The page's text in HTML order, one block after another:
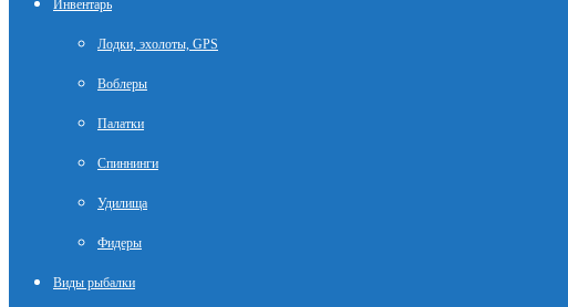
Инвентарь
Лодки, эхолоты, GPS
Воблеры
Палатки
Спиннинги
Удилища
Фидеры
Виды рыбалки